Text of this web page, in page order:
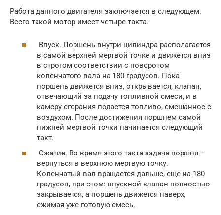
Работа данного двигателя заключается в следующем.
Всего такой мотор имеет четыре такта:
Впуск. Поршень внутри цилиндра располагается
в самой верхней мертвой точке и движется вниз
в строгом соответствии с поворотом
коленчатого вала на 180 градусов. Пока
поршень движется вниз, открывается, клапан,
отвечающий за подачу топливной смеси, и в
камеру сгорания подается топливо, смешанное с
воздухом. После достижения поршнем самой
нижней мертвой точки начинается следующий
такт.
Сжатие. Во время этого такта задача поршня –
вернуться в верхнюю мертвую точку.
Коленчатый вал вращается дальше, еще на 180
градусов, при этом: впускной клапан полностью
закрывается, а поршень движется наверх,
сжимая уже готовую смесь.